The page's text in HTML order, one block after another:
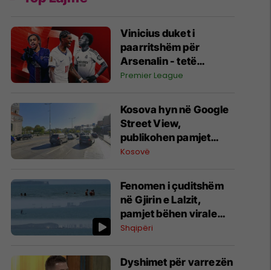
Vinicius duket i
paarritshëm për
Arsenalin - tetë
alternativa si
për krahun e majtë te
Topçinjtë
Premier League
Kosova hyn në Google
Street View,
publikohen pamjet
360-gradëshe
Kosovë
Fenomen i çuditshëm
në Gjirin e Lalzit,
pamjet bëhen virale
(Video)
Shqipëri
Dyshimet për varrezën